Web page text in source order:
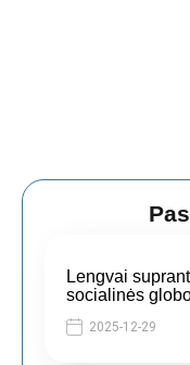
Lengvai
socialinės
2025-12-29